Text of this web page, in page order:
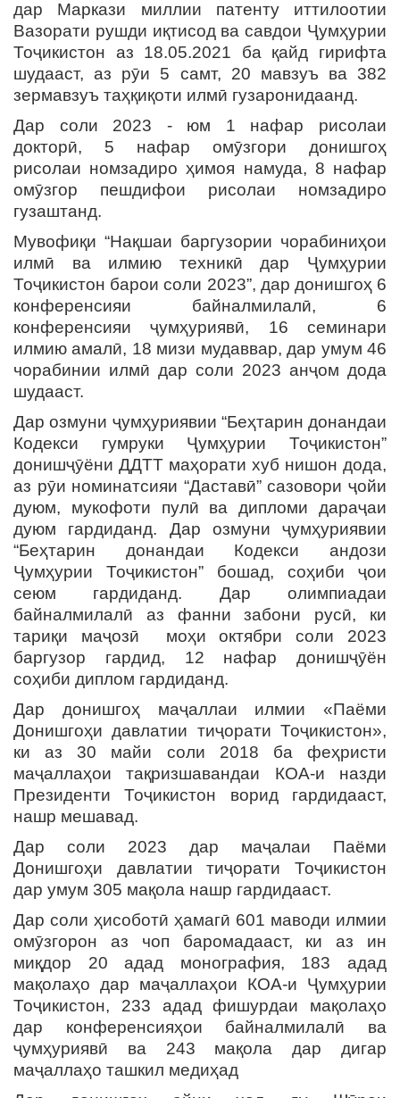
дар Маркази миллии патенту иттилоотии
Вазорати рушди иқтисод ва савдои Ҷумҳурии
Тоҷикистон аз 18.05.2021 ба қайд гирифта
шудааст, аз рӯи 5 самт, 20 мавзуъ ва 382
зермавзуъ таҳқиқоти илмӣ гузаронидаанд.
Дар соли 2023 - юм 1 нафар рисолаи
докторӣ, 5 нафар омӯзгори донишгоҳ
рисолаи номзадиро ҳимоя намуда, 8 нафар
омӯзгор пешдифои рисолаи номзадиро
гузаштанд.
Мувофиқи “Нақшаи баргузории чорабиниҳои
илмӣ ва илмию техникӣ дар Ҷумҳурии
Тоҷикистон барои соли 2023”, дар донишгоҳ 6
конференсияи байналмилалӣ, 6
конференсияи ҷумҳуриявӣ, 16 семинари
илмию амалӣ, 18 мизи мудаввар, дар умум 46
чорабинии илмӣ дар соли 2023 анҷом дода
шудааст.
Дар озмуни ҷумҳуриявии “Беҳтарин донандаи
Кодекси гумруки Ҷумҳурии Тоҷикистон”
донишҷӯёни ДДТТ маҳорати хуб нишон дода,
аз рӯи номинатсияи “Даставӣ” сазовори ҷойи
дуюм, мукофоти пулӣ ва дипломи дараҷаи
дуюм гардиданд. Дар озмуни ҷумҳуриявии
“Беҳтарин донандаи Кодекси андози
Ҷумҳурии Тоҷикистон” бошад, соҳиби ҷои
сеюм гардиданд. Дар олимпиадаи
байналмилалӣ аз фанни забони русӣ, ки
тариқи маҷозӣ моҳи октябри соли 2023
баргузор гардид, 12 нафар донишҷӯён
соҳиби диплом гардиданд.
Дар донишгоҳ маҷаллаи илмии «Паёми
Донишгоҳи давлатии тиҷорати Тоҷикистон»,
ки аз 30 майи соли 2018 ба феҳристи
маҷаллаҳои тақризшавандаи КОА-и назди
Президенти Тоҷикистон ворид гардидааст,
нашр мешавад.
Дар соли 2023 дар маҷалаи Паёми
Донишгоҳи давлатии тиҷорати Тоҷикистон
дар умум 305 мақола нашр гардидааст.
Дар соли ҳисоботӣ ҳамагӣ 601 маводи илмии
омӯзгорон аз чоп баромадааст, ки аз ин
миқдор 20 адад монография, 183 адад
мақолаҳо дар маҷаллаҳои КОА-и Ҷумҳурии
Тоҷикистон, 233 адад фишурдаи мақолаҳо
дар конференсияҳои байналмилалӣ ва
ҷумҳуриявӣ ва 243 мақола дар дигар
маҷаллаҳо ташкил медиҳад